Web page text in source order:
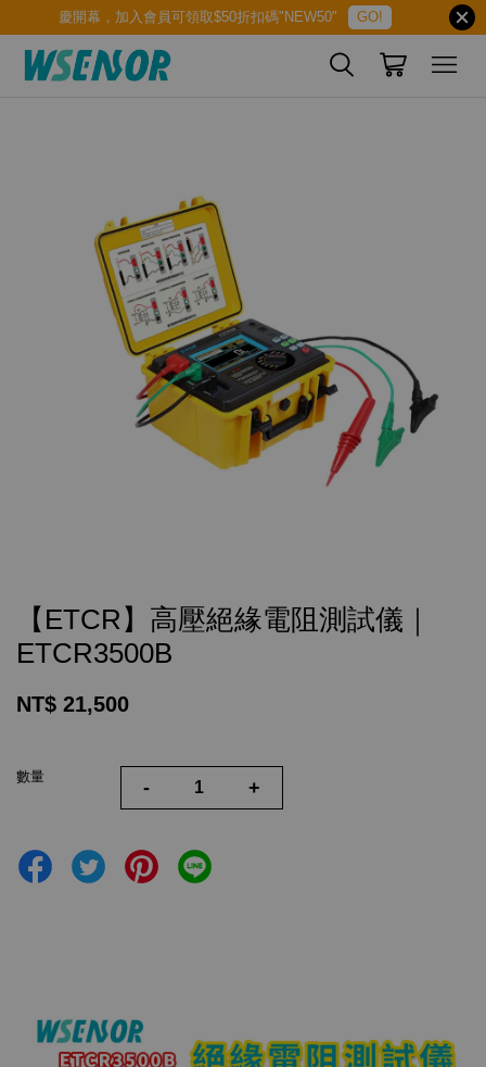
慶開幕，加入會員可領取$50折扣碼"NEW50" GO!
【ETCR】高壓絕緣電阻測試儀｜
ETCR3500B
NT$ 21,500
數量
- +